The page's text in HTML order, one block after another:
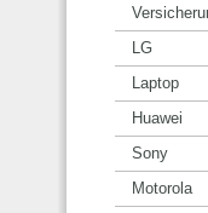
LG
Laptop
Huawei
Sony
Motorola